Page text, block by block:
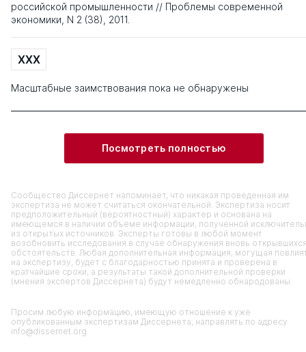
российской промышленности // Проблемы современной
экономики, N 2 (38), 2011.
XXX
Масштабные заимствования пока не обнаружены
Посмотреть полностью
Сообщество Диссернет напоминает, что никакая проведенная им
экспертиза не может считаться окончательной. Экспертиза носит
предположительный (вероятностный) характер и основана на
имеющемся в наличии объеме информации, полученной
из открытых источников. Эксперты готовы в любой момент
возобновить исследования в случае обнаружения вновь
обстоятельств. Любая дополнительная информация, могущая
на экспертизу, будет с благодарностью принята и проверена в
кратчайшие сроки, а результаты такой дополнительной проверки
(мнения экспертов Диссернета) будут немедленно обнародованы.
Просим любую информацию, имеющую отношение к уже
опубликованным экспертизам Диссернета, направлять по адресу
info@dissernet.org